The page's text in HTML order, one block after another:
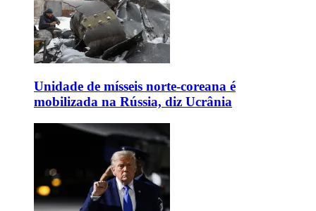
Unidade de mísseis norte-coreana é
mobilizada na Rússia, diz Ucrânia